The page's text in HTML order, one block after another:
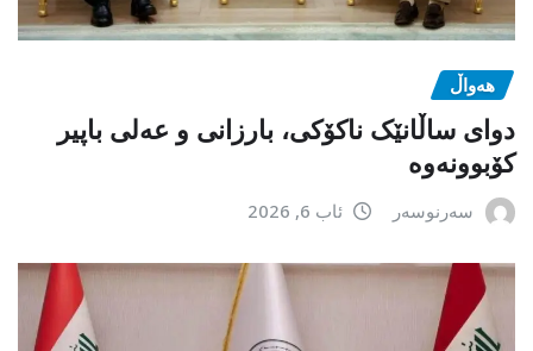
هەواڵ
دوای ساڵانێک ناکۆکی، بارزانی و عەلی باپیر
کۆبوونەوە
سەرنوسەر ئاب 6, 2026